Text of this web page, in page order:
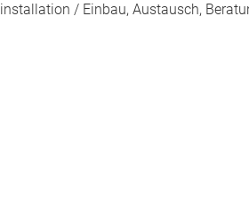
/ Einbau, Austausch,